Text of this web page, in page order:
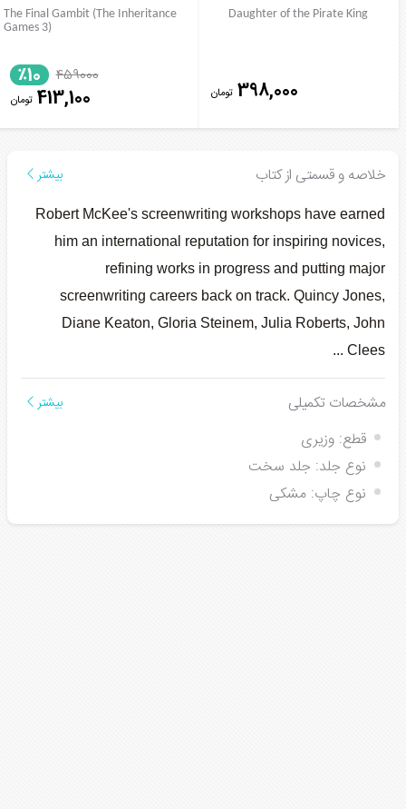
Daughter of the Pirate King
398,000 تومان
The Final Gambit (The Inheritance
Games 3)
459000
٪10
413,100 تومان
خلاصه و قسمتی از کتاب بیشتر
Robert McKee's screenwriting workshops have earned
him an international reputation for inspiring novices,
refining works in progress and putting major
screenwriting careers back on track. Quincy Jones,
Diane Keaton, Gloria Steinem, Julia Roberts, John
Clees
...
مشخصات تکمیلی بیشتر
قطع: وزیری
نوع جلد: جلد سخت
نوع چاپ: مشکی